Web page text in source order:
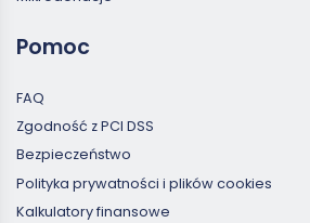
Pomoc
FAQ
Zgodność z PCI DSS
Bezpieczeństwo
Polityka prywatności i plików cookies
Kalkulatory finansowe